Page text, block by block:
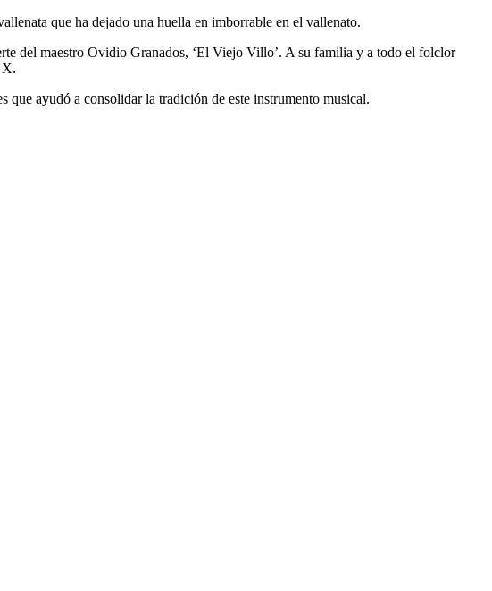
que ha dejado una huella en imborrable en el vallenato.
del maestro Ovidio Granados, ‘El Viejo Villo’. A su familia y a todo el folclor
X.
que ayudó a consolidar la tradición de este instrumento musical.